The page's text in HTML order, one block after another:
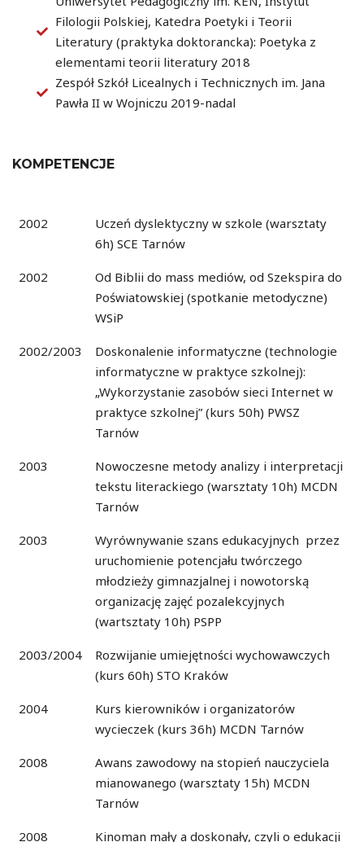
Filologii Polskiej, Katedra Poetyki i Teorii
Literatury (praktyka doktorancka): Poetyka z
elementami teorii literatury 2018
Zespół Szkół Licealnych i Technicznych im. Jana
Pawła II w Wojniczu 2019-nadal
KOMPETENCJE
2002
Uczeń dyslektyczny w szkole (warsztaty
6h) SCE Tarnów
2002
Od Biblii do mass mediów, od Szekspira do
Poświatowskiej (spotkanie metodyczne)
WSiP
2002/2003
Doskonalenie informatyczne (technologie
informatyczne w praktyce szkolnej):
„Wykorzystanie zasobów sieci Internet w
praktyce szkolnej” (kurs 50h) PWSZ
Tarnów
2003
Nowoczesne metody analizy i interpretacji
tekstu literackiego (warsztaty 10h) MCDN
Tarnów
2003
Wyrównywanie szans edukacyjnych przez
uruchomienie potencjału twórczego
młodzieży gimnazjalnej i nowotorską
organizację zajęć pozalekcyjnych
(wartsztaty 10h) PSPP
2003/2004
Rozwijanie umiejętności wychowawczych
(kurs 60h) STO Kraków
2004
Kurs kierowników i organizatorów
wycieczek (kurs 36h) MCDN Tarnów
2008
Awans zawodowy na stopień nauczyciela
mianowanego (warsztaty 15h) MCDN
Tarnów
2008
Kinoman mały a doskonały, czyli o edukacji